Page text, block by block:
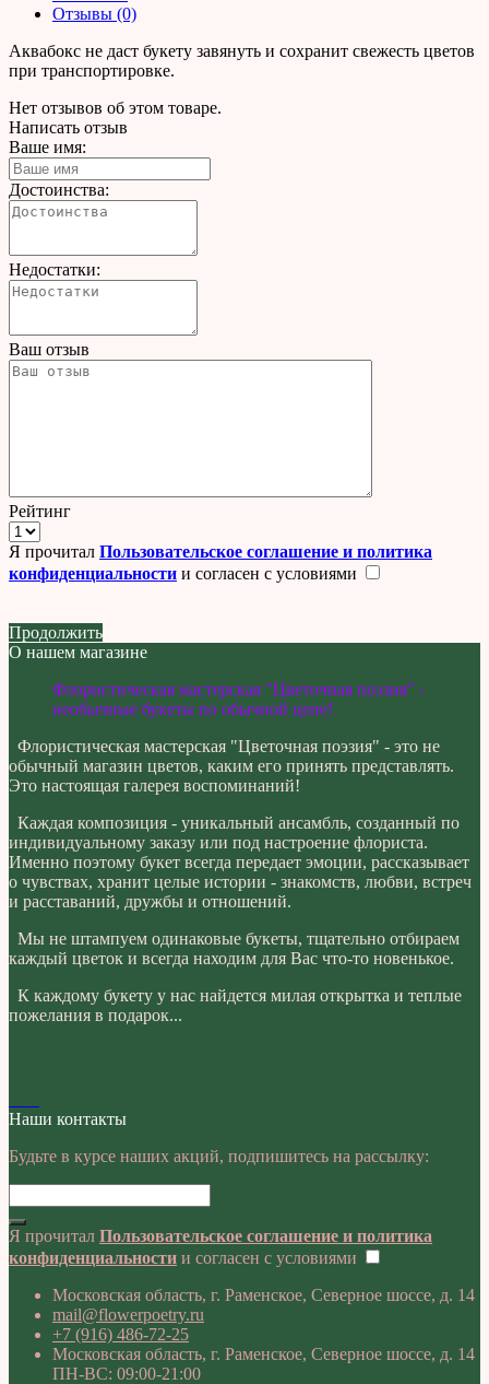
Отзывы (0)
Аквабокс не даст букету завянуть и сохранит свежесть цветов
при транспортировке.
Нет отзывов об этом товаре.
Написать отзыв
Ваше имя:
Достоинства:
Недостатки:
Ваш отзыв
Рейтинг
Я прочитал Пользовательское соглашение и политика
конфиденциальности и согласен с условиями
Продолжить
О нашем магазине
Флористическая мастерская "Цветочная поэзия" -
необычные букеты по обычной цене!
Флористическая мастерская "Цветочная поэзия" - это не
обычный магазин цветов, каким его принять представлять.
Это настоящая галерея воспоминаний!
Каждая композиция - уникальный ансамбль, созданный по
индивидуальному заказу или под настроение флориста.
Именно поэтому букет всегда передает эмоции, рассказывает
о чувствах, хранит целые истории - знакомств, любви, встреч
и расставаний, дружбы и отношений.
Мы не штампуем одинаковые букеты, тщательно отбираем
каждый цветок и всегда находим для Вас что-то новенькое.
К каждому букету у нас найдется милая открытка и теплые
пожелания в подарок...
Наши контакты
Будьте в курсе наших акций, подпишитесь на рассылку:
Я прочитал Пользовательское соглашение и политика
конфиденциальности и согласен с условиями
Московская область, г. Раменское, Северное шоссе, д. 14
mail@flowerpoetry.ru
+7 (916) 486-72-25
Московская область, г. Раменское, Северное шоссе, д. 14
ПН-ВС: 09:00-21:00